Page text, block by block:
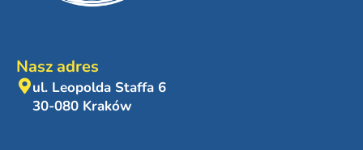
Nasz adres
ul. Leopolda Staffa 6
30-080 Kraków